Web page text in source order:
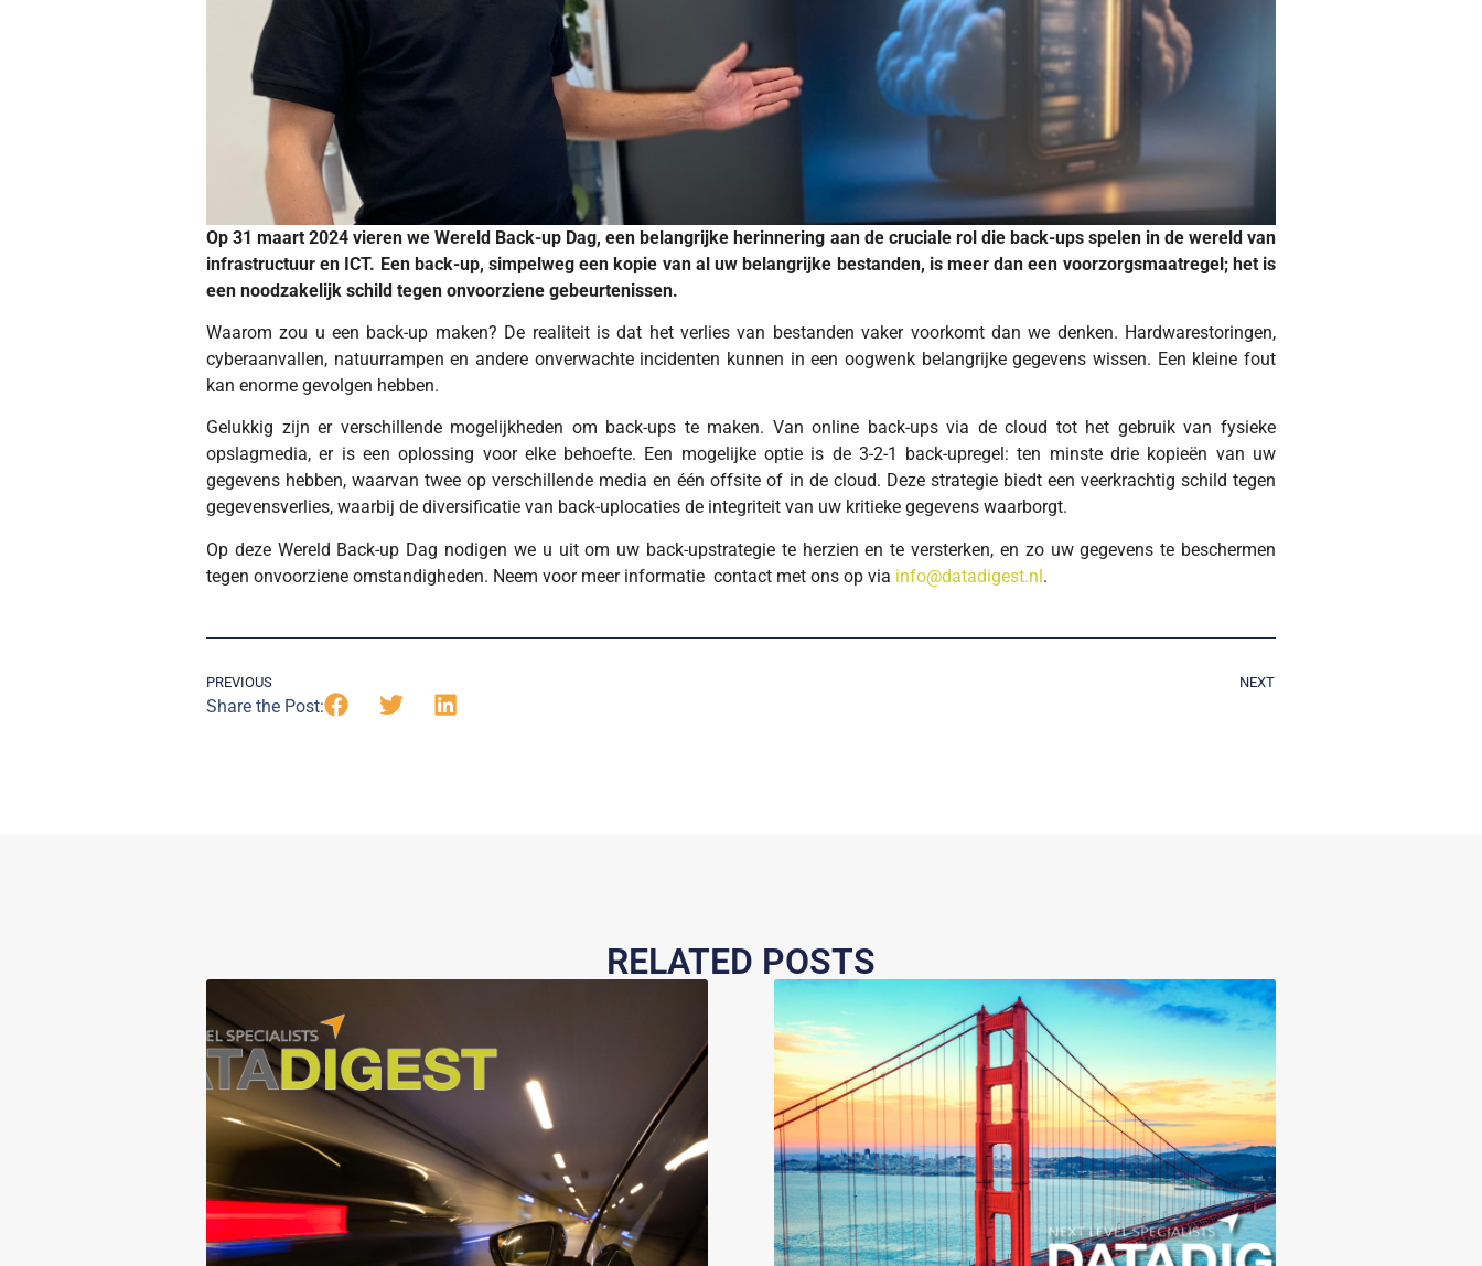
Op 31 maart 2024 vieren we Wereld Back-up Dag, een belangrijke herinnering aan de cruciale rol die back-ups spelen in de wereld van
infrastructuur en ICT. Een back-up, simpelweg een kopie van al uw belangrijke bestanden, is meer dan een voorzorgsmaatregel; het is
een noodzakelijk schild tegen onvoorziene gebeurtenissen.
Waarom zou u een back-up maken? De realiteit is dat het verlies van bestanden vaker voorkomt dan we denken. Hardwarestoringen,
cyberaanvallen, natuurrampen en andere onverwachte incidenten kunnen in een oogwenk belangrijke gegevens wissen. Een kleine fout
kan enorme gevolgen hebben.
Gelukkig zijn er verschillende mogelijkheden om back-ups te maken. Van online back-ups via de cloud tot het gebruik van fysieke
opslagmedia, er is een oplossing voor elke behoefte. Een mogelijke optie is de 3-2-1 back-upregel: ten minste drie kopieën van uw
gegevens hebben, waarvan twee op verschillende media en één offsite of in de cloud. Deze strategie biedt een veerkrachtig schild tegen
gegevensverlies, waarbij de diversificatie van back-uplocaties de integriteit van uw kritieke gegevens waarborgt.
Op deze Wereld Back-up Dag nodigen we u uit om uw back-upstrategie te herzien en te versterken, en zo uw gegevens te beschermen
tegen onvoorziene omstandigheden. Neem voor meer informatie contact met ons op via info@datadigest.nl.
PREVIOUS NEXT
Share the Post:
RELATED POSTS